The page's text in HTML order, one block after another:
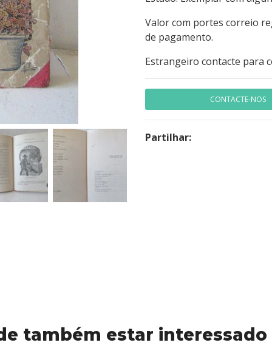
Valor com portes correio
de pagamento.
Estrangeiro contacte para
CONTACTE-NOS
Partilhar:
também estar interessado